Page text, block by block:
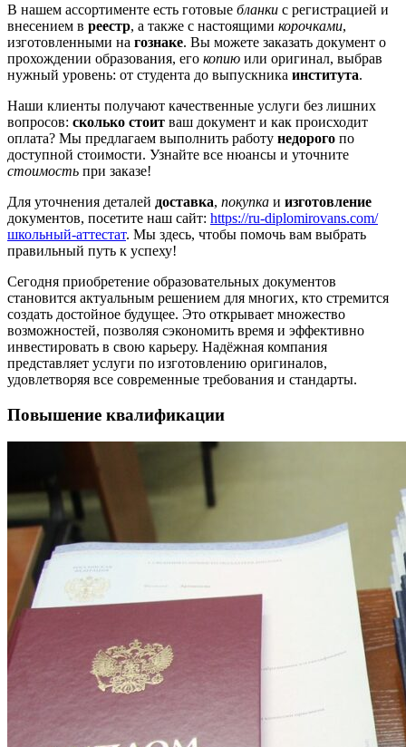
В нашем ассортименте есть готовые бланки с регистрацией и
внесением в реестр, а также с настоящими корочками,
изготовленными на гознaке. Вы можете заказать документ о
прохождении образования, его копию или оригинал, выбрав
нужный уровень: от студента до выпускника института.
Наши клиенты получают качественные услуги без лишних
вопросов: сколько стоит ваш документ и как происходит
оплата? Мы предлагаем выполнить работу недорого по
доступной стоимости. Узнайте все нюансы и уточните
стоимость при заказе!
Для уточнения деталей доставка, покупка и изготовление
документов, посетите наш сайт: https://ru-diplomirovans.com/
школьный-аттестат. Мы здесь, чтобы помочь вам выбрать
правильный путь к успеху!
Сегодня приобретение образовательных документов
становится актуальным решением для многих, кто стремится
создать достойное будущее. Это открывает множество
возможностей, позволяя сэкономить время и эффективно
инвестировать в свою карьеру. Надёжная компания
представляет услуги по изготовлению оригиналов,
удовлетворяя все современные требования и стандарты.
Повышение квалификации